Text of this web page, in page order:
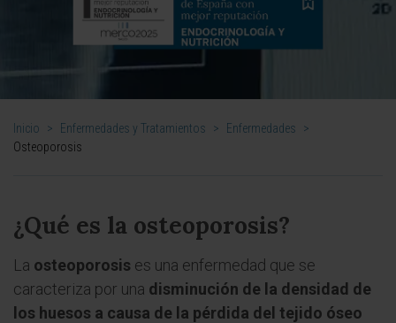
Inicio > Enfermedades y Tratamientos > Enfermedades
>
Osteoporosis
¿Qué es la osteoporosis?
La osteoporosis es una enfermedad que se
caracteriza por una disminución de la densidad de
los huesos a causa de la pérdida del tejido óseo